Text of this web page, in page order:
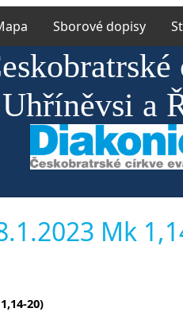
Sborové dopisy
a
Mk
20)